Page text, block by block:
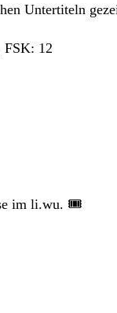
Untertiteln
FSK: 12
im li.wu. 🎟️